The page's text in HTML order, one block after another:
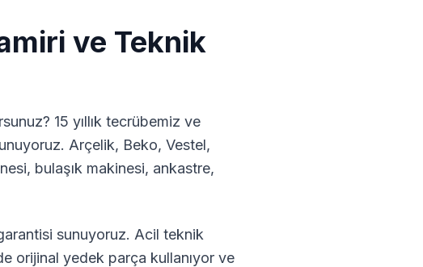
ve Teknik
15 yıllık tecrübemiz ve
Arçelik, Beko, Vestel,
bulaşık makinesi, ankastre,
sunuyoruz. Acil teknik
orijinal yedek parça kullanıyor ve